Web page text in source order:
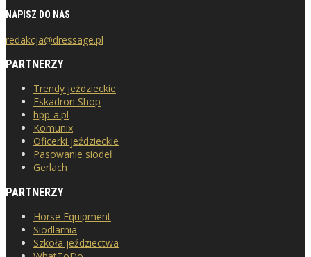
NAPISZ DO NAS
redakcja@dressage.pl
PARTNERZY
Trendy jeździeckie
Eskadron Shop
hpp-a.pl
Komunix
Oficerki jeździeckie
Pasowanie siodeł
Gerlach
PARTNERZY
Horse Equipment
Siodlarnia
Szkoła jeździectwa